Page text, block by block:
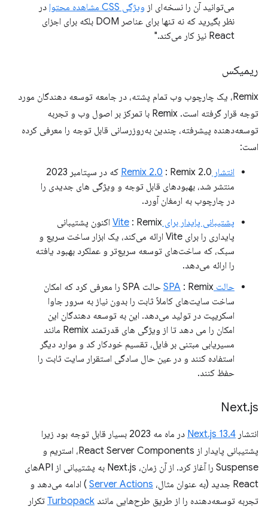
می‌توانید آن را نسخه‌ای از ویژگی CSS مشاهده محتوا
در
نظر بگیرید که نه تنها برای عناصر DOM بلکه برای اجزای
React نیز کار می‌کند."
ریمیکس
Remix، یک چارچوب وب تمام پشته، در جامعه توسعه دهندگان مورد
توجه قرار گرفته است. Remix با تمرکز بر اصول وب و تجربه
توسعه‌دهنده پیشرفته، چندین به‌روزرسانی قابل توجه را معرفی کرده
است:
انتشار Remix 2.0
: Remix 2.0 که در سپتامبر 2023
منتشر شد، بهبودهای قابل توجه و ویژگی های جدیدی را
در چارچوب به ارمغان آورد.
پشتیبانی پایدار برای Vite
: Remix اکنون پشتیبانی
پایداری را برای Vite ارائه می‌کند، یک ابزار ساخت سریع و
سبک، که ساخت‌های توسعه سریع‌تر و عملکرد بهبود یافته
را ارائه می‌دهد.
حالت SPA
: Remix حالت SPA را معرفی کرد که امکان
ساخت سایت‌های کاملاً ثابت را بدون نیاز به سرور جاوا
اسکریپت در تولید می‌دهد. این به توسعه دهندگان این
امکان را می دهد تا از ویژگی های قدرتمند Remix مانند
مسیریابی مبتنی بر فایل، تقسیم خودکار کد و موارد دیگر
استفاده کنند و در عین حال سادگی استقرار سایت ثابت را
حفظ کنند.
Next.js
انتشار Next.js 13.4
در ماه مه 2023 بسیار قابل توجه بود زیرا
پشتیبانی پایدار از React Server Components، استریم و
Suspense را آغاز کرد. از آن زمان، Next.js به پشتیبانی از APIهای
React جدید (به عنوان مثال،
Server Actions ) ادامه می‌دهد و
تجربه توسعه‌دهنده را از طریق طرح‌هایی مانند Turbopack تکرار